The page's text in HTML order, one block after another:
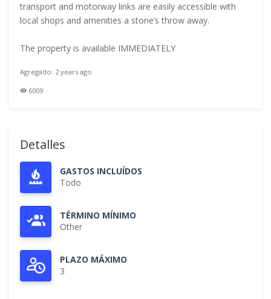
transport and motorway links are easily accessible with
local shops and amenities a stone’s throw away.
The property is available IMMEDIATELY
Agregado: 2 years ago
6009
Detalles
GASTOS INCLUÍDOS
Todo
TÉRMINO MÍNIMO
Other
PLAZO MÁXIMO
3